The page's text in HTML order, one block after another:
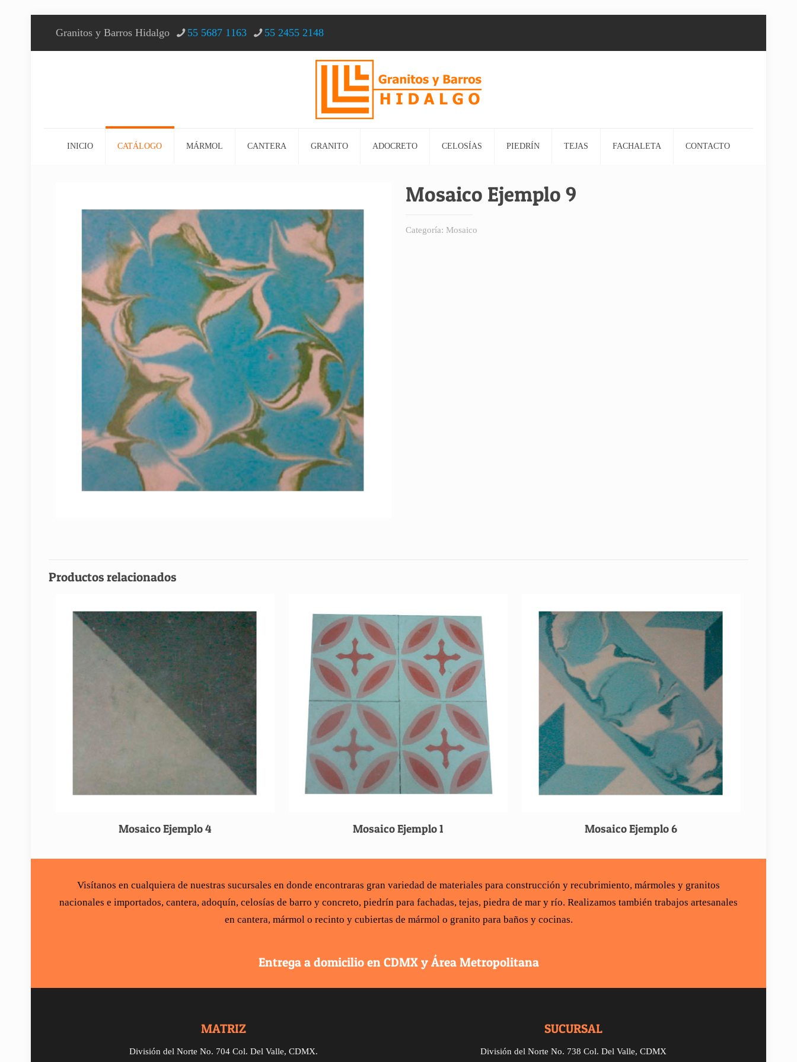
Granitos y Barros Hidalgo 55 5687 1163 55 2455 2148
INICIO CATÁLOGO MÁRMOL CANTERA GRANITO ADOCRETO CELOSÍAS PIEDRÍN TEJAS FACHALETA CONTACTO
Mosaico Ejemplo 9
Categoría: Mosaico
Productos relacionados
Mosaico Ejemplo 4 Mosaico Ejemplo 1 Mosaico Ejemplo 6
Visítanos en cualquiera de nuestras sucursales en donde encontraras gran variedad de materiales para construcción y recubrimiento, mármoles y granitos
nacionales e importados, cantera, adoquín, celosías de barro y concreto, piedrín para fachadas, tejas, piedra de mar y río. Realizamos también trabajos artesanales
en cantera, mármolo recinto y cubiertas de mármolo granito para baños y cocinas.
Entrega a domicilio en CDMX y Área Metropolitana
MATRIZ
División del Norte No. 704 Col. Del Valle, CDMX.
SUCURSAL
División del Norte No. 738 Col. Del Valle, CDMX